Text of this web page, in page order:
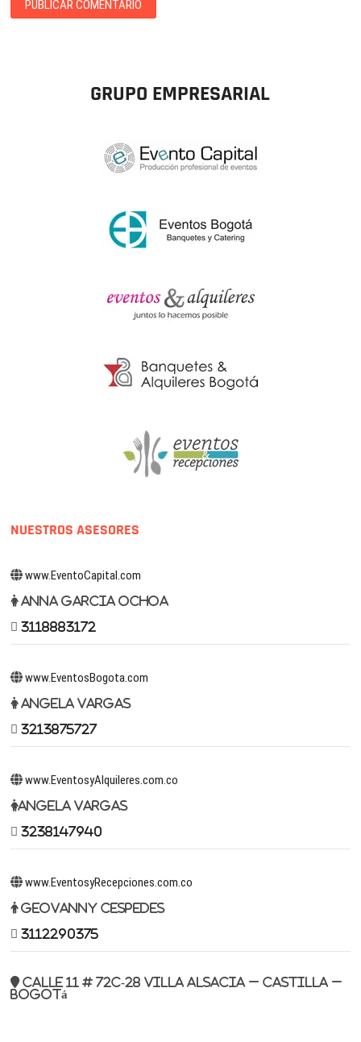
GRUPO EMPRESARIAL
NUESTROS ASESORES
www.EventoCapital.com
Anna Garcia Ochoa
3118883172
www.EventosBogota.com
Angela Vargas
3213875727
www.EventosyAlquileres.com.co
Angela Vargas
3238147940
www.EventosyRecepciones.com.co
Geovanny Cespedes
3112290375
Calle 11 # 72c-28 Villa Alsacia – Castilla –
Bogotá